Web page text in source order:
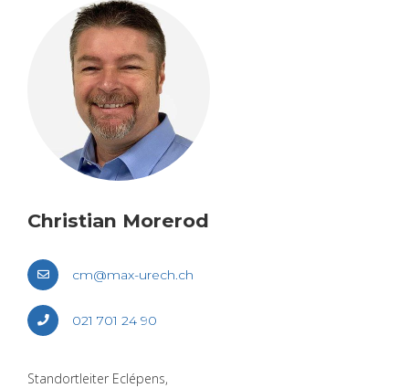
Chris­ti­an Mo­rerod
cm@​max-​urech.​ch
021 701 24 90
Stand­ort­lei­ter Eclé­pens,